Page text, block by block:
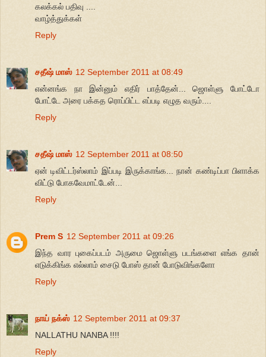
கலக்கல் பதிவு ....
வாழ்த்துக்கள்
Reply
சதீஷ் மாஸ் 12 September 2011 at 08:49
என்னங்க நா இன்னும் எதிர் பாத்தேன்... ஜொள்ளு போட்டோ
போட்டே அரை பக்கத ரொப்பிட்ட எப்படி எழுத வரும்....
Reply
சதீஷ் மாஸ் 12 September 2011 at 08:50
ஏன் டிவிட்டர்ஸ்லாம் இப்படி இருக்காங்க... நான் கண்டிப்பா பிளாக்க
விட்டு போகவேமாட்டேன்...
Reply
Prem S 12 September 2011 at 09:26
இந்த வார புகைப்படம் அருமை ஜொள்ளு படங்களை எங்க தான்
எடுக்கிங்க எல்லாம் சைடு போஸ் தான் போடுவிங்களோ
Reply
நாய் நக்ஸ் 12 September 2011 at 09:37
NALLATHU NANBA !!!!
Reply